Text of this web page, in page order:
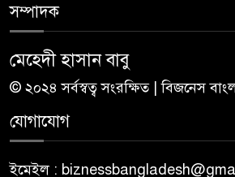
সম্পাদক
মেহেদী হাসান বাবু
© ২০২৪ সর্বস্বত্ব সংরক্ষিত | বিজনেস
যোগাযোগ
ইমেইল :